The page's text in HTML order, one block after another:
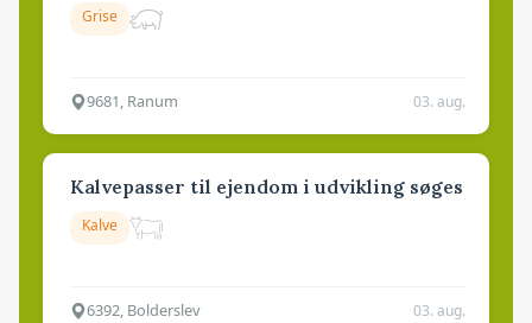
Grise
9681, Ranum 03. aug.
Kalvepasser til ejendom i udvikling søges
Kalve
6392, Bolderslev 03. aug.